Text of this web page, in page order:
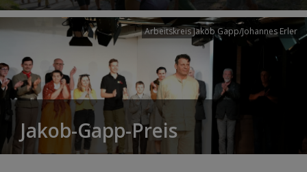
Arbeitskreis Jakob Gapp/Johannes Erler
Jakob-Gapp-Preis